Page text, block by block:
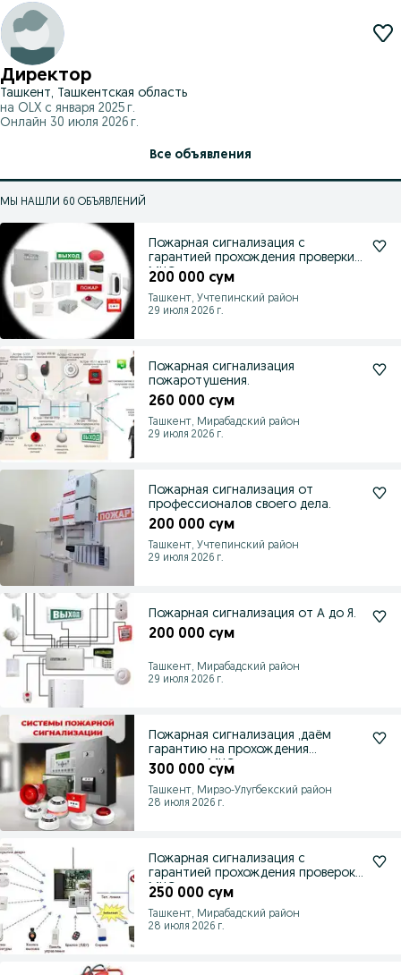
Директор
Ташкент, Ташкентская область
на OLX с января 2025 г.
Онлайн 30 июля 2026 г.
Все объявления
МЫ НАШЛИ 60 ОБЪЯВЛЕНИЙ
Пожарная сигнализация с
гарантией прохождения проверки
МЧС
200 000 сум
Ташкент, Учтепинский район
29 июля 2026 г.
Пожарная сигнализация
пожаротушения.
260 000 сум
Ташкент, Мирабадский район
29 июля 2026 г.
Пожарная сигнализация от
профессионалов своего дела.
200 000 сум
Ташкент, Учтепинский район
29 июля 2026 г.
Пожарная сигнализация от А до Я.
200 000 сум
Ташкент, Мирабадский район
29 июля 2026 г.
Пожарная сигнализация ,даём
гарантию на прохождения
проверки МЧС.
300 000 сум
Ташкент, Мирзо-Улугбекский район
28 июля 2026 г.
Пожарная сигнализация с
гарантией прохождения проверок
МЧС.
250 000 сум
Ташкент, Мирабадский район
28 июля 2026 г.